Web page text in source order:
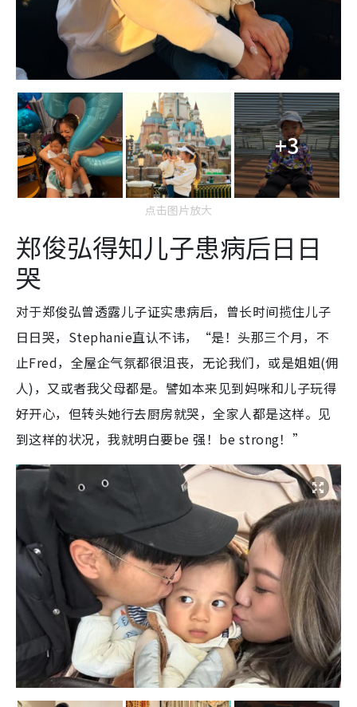
+3
点击图片放大
郑俊弘得知儿子患病后日日
哭
对于郑俊弘曾透露儿子证实患病后，曾长时间揽住儿子
日日哭，Stephanie直认不讳，“是！头那三个月，不
止Fred，全屋企气氛都很沮丧，无论我们，或是姐姐(佣
人)，又或者我父母都是。譬如本来见到妈咪和儿子玩得
好开心，但转头她行去厨房就哭，全家人都是这样。见
到这样的状况，我就明白要be 强！be strong！”